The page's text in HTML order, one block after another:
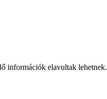
információk elavultak lehetnek.